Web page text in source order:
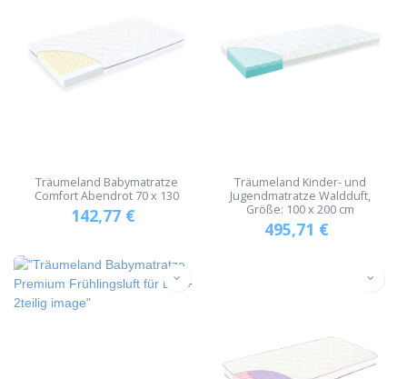
Träumeland Babymatratze
Comfort Abendrot 70 x 130
142,77 €
Träumeland Kinder- und
Jugendmatratze Waldduft,
Größe: 100 x 200 cm
495,71 €